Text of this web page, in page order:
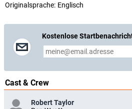
Originalsprache: Englisch
Kostenlose
Cast & Crew
Robert Taylor